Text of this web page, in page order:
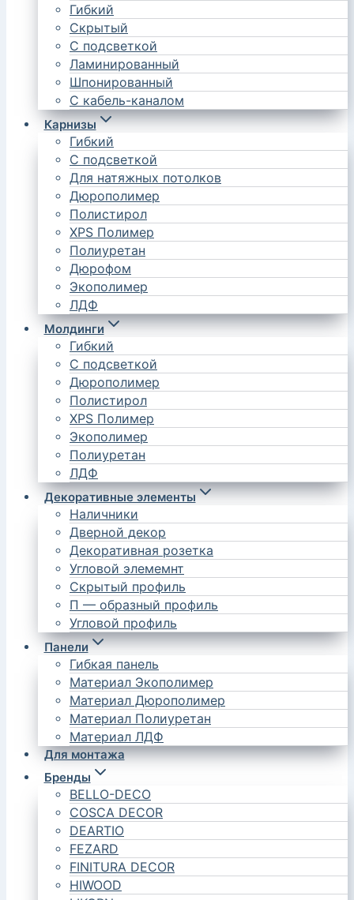
Гибкий
Скрытый
С подсветкой
Ламинированный
Шпонированный
С кабель-каналом
Карнизы
Гибкий
С подсветкой
Для натяжных потолков
Дюрополимер
Полистирол
XPS Полимер
Полиуретан
Дюрофом
Экополимер
ЛДФ
Молдинги
Гибкий
С подсветкой
Дюрополимер
Полистирол
XPS Полимер
Экополимер
Полиуретан
ЛДФ
Декоративные элементы
Наличники
Дверной декор
Декоративная розетка
Угловой элемемнт
Скрытый профиль
П — образный профиль
Угловой профиль
Панели
Гибкая панель
Материал Экополимер
Материал Дюрополимер
Материал Полиуретан
Материал ЛДФ
Для монтажа
Бренды
BELLO-DECO
COSCA DECOR
DEARTIO
FEZARD
FINITURA DECOR
HIWOOD